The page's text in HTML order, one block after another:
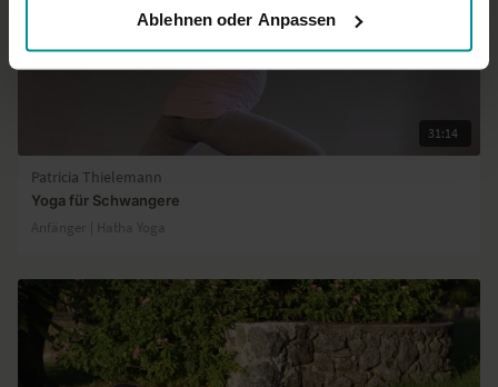
Ablehnen oder Anpassen
31:14
Patricia Thielemann
Yoga für Schwangere
Anfänger | Hatha Yoga